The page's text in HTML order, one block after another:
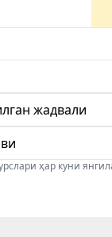
жадвали
ҳар куни